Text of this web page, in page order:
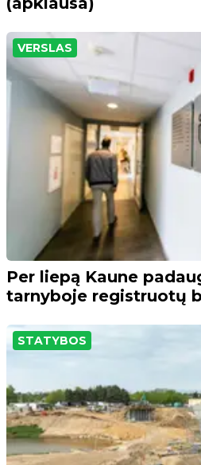
VERSLAS
Per liepą Kaune
tarnyboje registruotų
STATYBOS